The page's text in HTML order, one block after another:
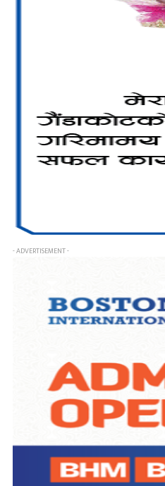
- ADVERTISEMENT -